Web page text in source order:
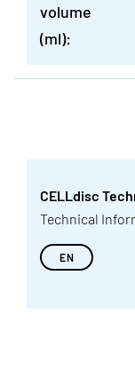
volume
(ml):
CELLdisc
Technical
EN